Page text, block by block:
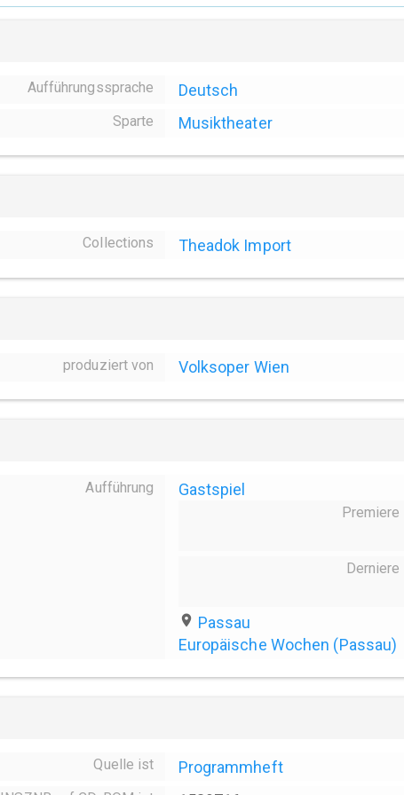
Aufführungssprache Deutsch
Sparte Musiktheater
Collections Theadok Import
produziert von Volksoper Wien
Aufführung Gastspiel
Premiere
Derniere
place Passau
Europäische Wochen (Passau)
Quelle ist Programmheft